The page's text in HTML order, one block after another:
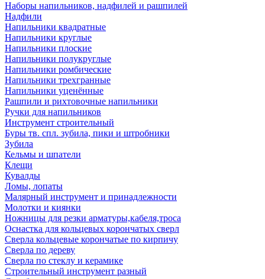
Наборы напильников, надфилей и рашпилей
Надфили
Напильники квадратные
Напильники круглые
Напильники плоские
Напильники полукруглые
Напильники ромбические
Напильники трехгранные
Напильники уценённые
Рашпили и рихтовочные напильники
Ручки для напильников
Инструмент строительный
Буры тв. спл. зубила, пики и штробники
Зубила
Кельмы и шпатели
Клещи
Кувалды
Ломы, лопаты
Малярный инструмент и принадлежности
Молотки и киянки
Ножницы для резки арматуры,кабеля,троса
Оснастка для кольцевых корончатых сверл
Сверла кольцевые корончатые по кирпичу
Сверла по дереву
Сверла по стеклу и керамике
Строительный инструмент разный